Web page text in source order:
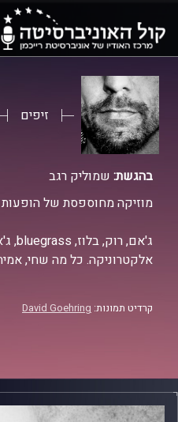
התפריט
הראשי
התוכן
הראשי
זיפים
בהגשת: שמוליק רגב
מוזיקה מחוספסת של הופעות
אלקטרוניקה. כל מה שחי,
קרדיט תמונות: David Goehring